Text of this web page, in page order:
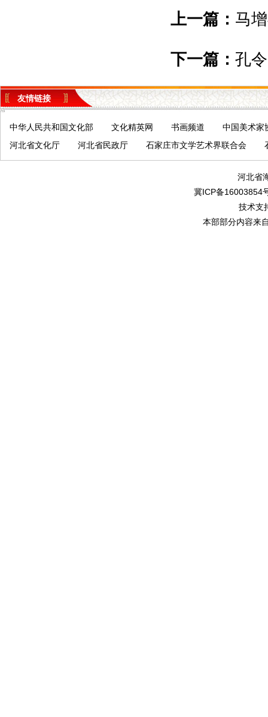
上一篇： 马
下一篇： 孔
友情链接
中华人民共和国文化部 文化精英网 书画频道
中国美术家
河北省文化厅
河北省民政厅 石家庄市文学艺术界联合会
河北省
冀ICP备16003854
技术支
本部部分内容来